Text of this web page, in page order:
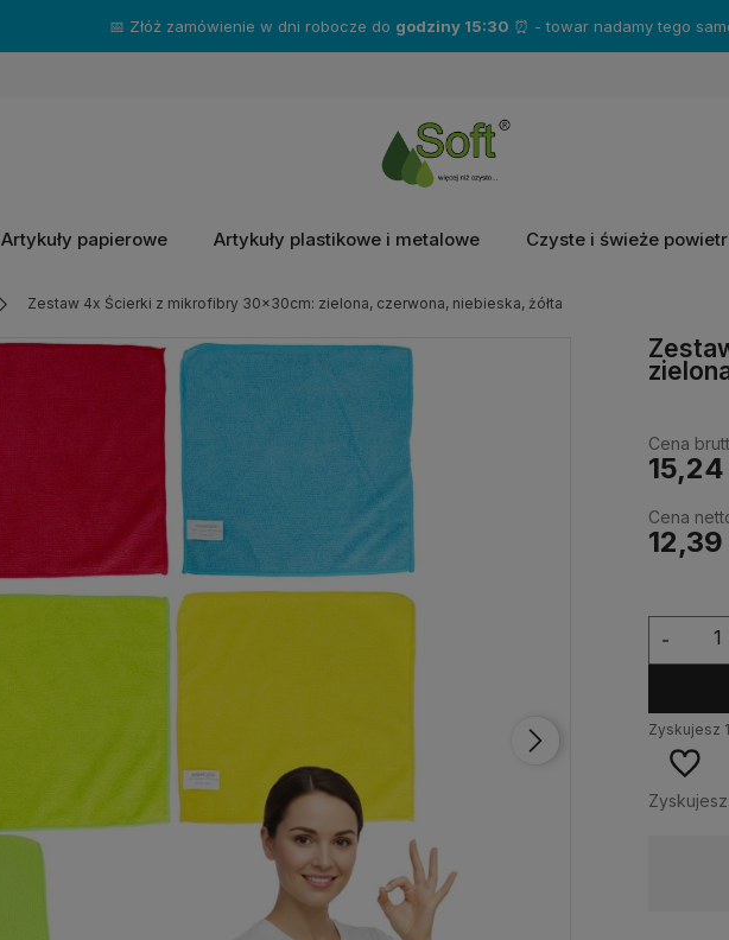
📅 Złóż zamówienie w dni robocze do godziny 15:30 ⏰ - towar nadamy tego
Artykuły papierowe Artykuły plastikowe i metalowe Czyste i świeże
Zestaw 4x Ścierki z mikrofibry 30x30cm: zielona, czerwona, niebieska, żółta
Cena
15,24
Cena
12,39
-
Zyskujesz
Wysyłka w: 24 godziny